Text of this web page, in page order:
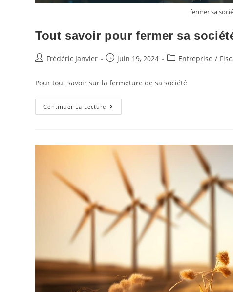
fermer sa
Tout savoir pour fermer sa
Frédéric Janvier juin 19, 2024 Entreprise /
Pour tout savoir sur la fermeture de sa société
Continuer La Lecture